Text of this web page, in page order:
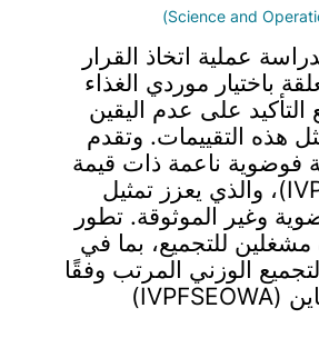
Science and
عملية اتخاذ القرار
باختيار موردي الغذاء
التأكيد على عدم اليقين
هذه التقييمات. وتقدم
فوضوية ناعمة ذات قيمة
فاصلة (IVPFSS)، والذي يعزز تمثيل
وغير الموثوقة. تطور
للتجميع، بما في
الوزني المرتب وفقًا
لنموذج أينشتاين (IVPFSEOWA)